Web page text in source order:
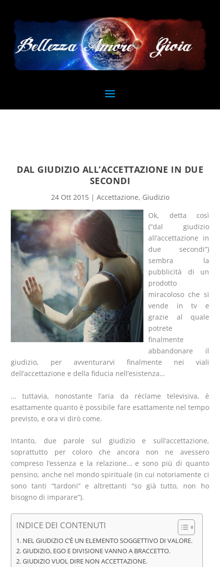
DAL GIUDIZIO ALL’ACCETTAZIONE IN DUE
SECONDI
24 Ott 2015| Accettazione, Giudizio
Ok, detta così
(“dal giudizio
all’accettazione in
due secondi”)
sembra la
pubblicità di un
prodotto
miracoloso che si
vende in tv e
grazie al quale
potrete
finalmente
abbandonare il
giudizio, per avventurarvi finalmente nei viali
dell’accettazione e della fiducia nell’esistenza…
… tuttavia, nonostante l’aria da réclame televisiva, è
esattamente quanto è possibile fare esattamente nel tempo
previsto, e ora vi dirò come.
Intanto, due parole sul giudizio e sull’accettazione,
soprattutto per coloro che ancora non ne avessero
compreso l’essenza e la relazione… e sono più di quanto
pensino, anche nel mondo spirituale (in cui notoriamente ci
sono tanti “tardoni” e altrettanti “so già tutto, non ho
bisogno di imparare”).
INDICE DEI CONTENUTI
1. NEL GIUDIZIO C’È UN ELEMENTO SOGGETTIVO DI VALORE.
2. GIUDIZIO, EGO E DIVISIONE VANNO A BRACCETTO.
2. GIUDIZIO VUOL DIRE NON ACCETTAZIONE.